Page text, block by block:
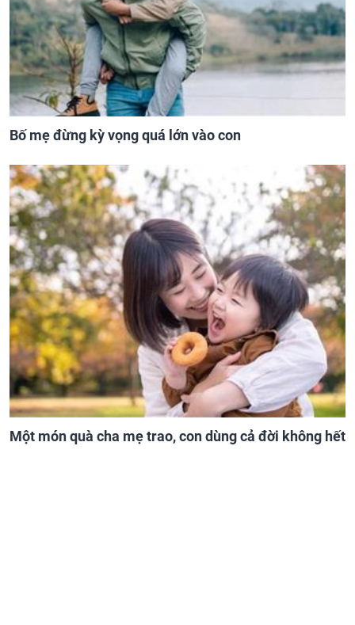
Bố mẹ đừng kỳ vọng quá lớn vào con
Một món quà cha mẹ trao, con dùng cả đời không hết